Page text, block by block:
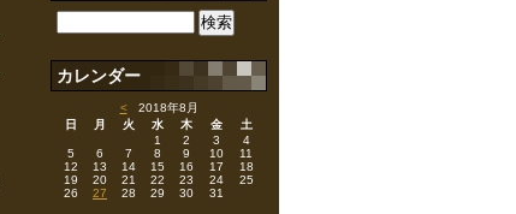
カレンダー
<2018年8月
日
月 火 水 木 金
土
1
2 3
4
5
6 7 8 9 10
11
12
13 14 15 16 17
18
19
20 21 22 23 24
25
26
27 28 29 30 31